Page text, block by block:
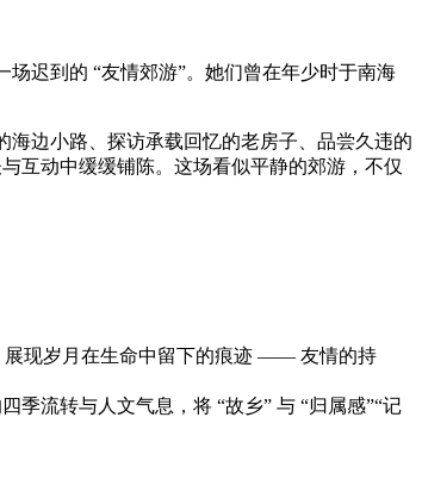
迟到的 “友情郊游”。她们曾在年少时于南海
边小路、探访承载回忆的老房子、品尝久违的
互动中缓缓铺陈。这场看似平静的郊游，不仅
展现岁月在生命中留下的痕迹 —— 友情的持
流转与人文气息，将 “故乡” 与 “归属感”“记